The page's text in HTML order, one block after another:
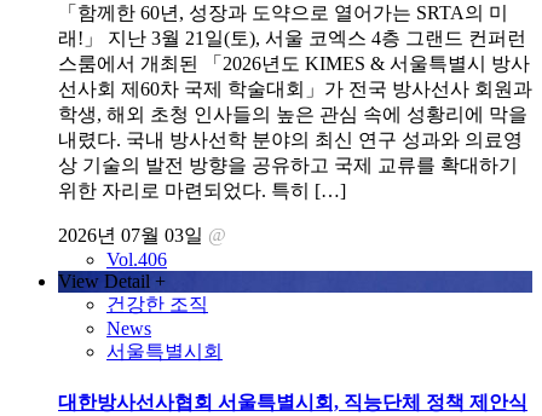
「함께한 60년, 성장과 도약으로 열어가는 SRTA의 미
래!」 지난 3월 21일(토), 서울 코엑스 4층 그랜드 컨퍼런
스룸에서 개최된 「2026년도 KIMES & 서울특별시 방사
선사회 제60차 국제 학술대회」가 전국 방사선사 회원과
학생, 해외 초청 인사들의 높은 관심 속에 성황리에 막을
내렸다. 국내 방사선학 분야의 최신 연구 성과와 의료영
상 기술의 발전 방향을 공유하고 국제 교류를 확대하기
위한 자리로 마련되었다. 특히 […]
2026년 07월 03일 @
Vol.406
View Detail +
건강한 조직
News
서울특별시회
대한방사선사협회 서울특별시회, 직능단체 정책 제안식